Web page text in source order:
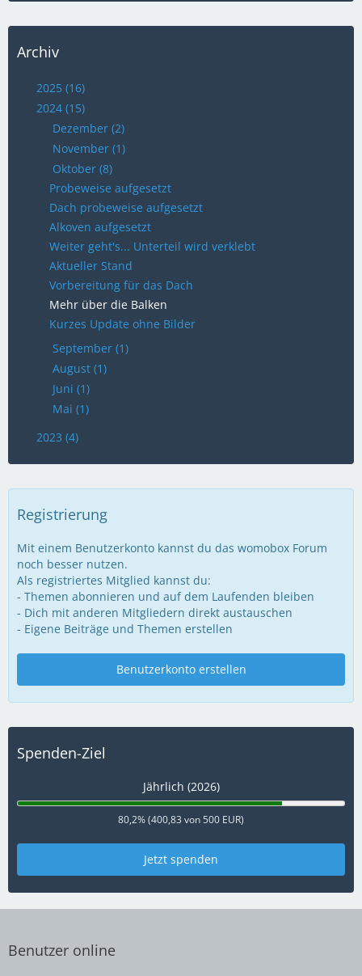
Archiv
2025 (16)
2024 (15)
Dezember (2)
November (1)
Oktober (8)
Probeweise aufgesetzt
Dach probeweise aufgesetzt
Alkoven aufgesetzt
Weiter geht's... Unterteil wird verklebt
Aktueller Stand
Vorbereitung für das Dach
Mehr über die Balken
Kurzes Update ohne Bilder
September (1)
August (1)
Juni (1)
Mai (1)
2023 (4)
Registrierung
Mit einem Benutzerkonto kannst du das womobox Forum
noch besser nutzen.
Als registriertes Mitglied kannst du:
- Themen abonnieren und auf dem Laufenden bleiben
- Dich mit anderen Mitgliedern direkt austauschen
- Eigene Beiträge und Themen erstellen
Benutzerkonto erstellen
Spenden-Ziel
Jährlich (2026)
80,2% (400,83 von 500 EUR)
Jetzt spenden
Benutzer online